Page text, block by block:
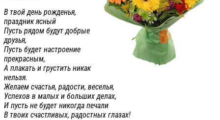
В твой день рожденья,
праздник ясный
Пусть рядом будут добрые
друзья,
Пусть будет настроение
прекрасным,
А плакать и грустить никак
нельзя.
Желаем счастья, радости, веселья,
Успехов в малых и больших делах,
И пусть не будет никогда печали
В твоих счастливых, радостных глазах!